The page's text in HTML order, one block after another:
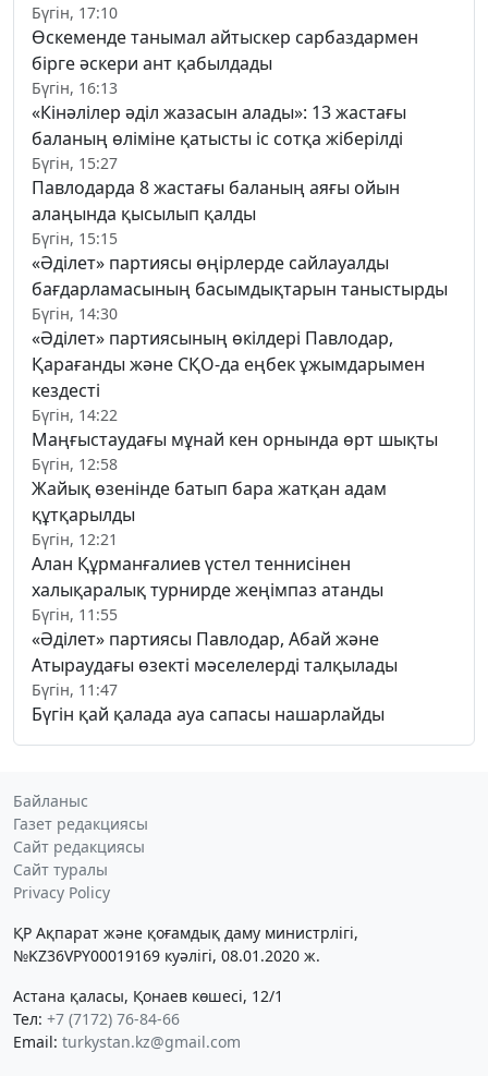
Бүгін, 17:10
Өскеменде танымал айтыскер сарбаздармен
бірге әскери ант қабылдады
Бүгін, 16:13
«Кінәлілер әділ жазасын алады»: 13 жастағы
баланың өліміне қатысты іс сотқа жіберілді
Бүгін, 15:27
Павлодарда 8 жастағы баланың аяғы ойын
алаңында қысылып қалды
Бүгін, 15:15
«Әділет» партиясы өңірлерде сайлауалды
бағдарламасының басымдықтарын таныстырды
Бүгін, 14:30
«Әділет» партиясының өкілдері Павлодар,
Қарағанды және СҚО-да еңбек ұжымдарымен
кездесті
Бүгін, 14:22
Маңғыстаудағы мұнай кен орнында өрт шықты
Бүгін, 12:58
Жайық өзенінде батып бара жатқан адам
құтқарылды
Бүгін, 12:21
Алан Құрманғалиев үстел теннисінен
халықаралық турнирде жеңімпаз атанды
Бүгін, 11:55
«Әділет» партиясы Павлодар, Абай және
Атыраудағы өзекті мәселелерді талқылады
Бүгін, 11:47
Бүгін қай қалада ауа сапасы нашарлайды
Байланыс
Газет редакциясы
Сайт редакциясы
Сайт туралы
Privacy Policy
ҚР Ақпарат және қоғамдық даму министрлігі,
№KZ36VPY00019169 куәлігі, 08.01.2020 ж.
Астана қаласы, Қонаев көшесі, 12/1
Тел: +7 (7172) 76-84-66
Email: turkystan.kz@gmail.com